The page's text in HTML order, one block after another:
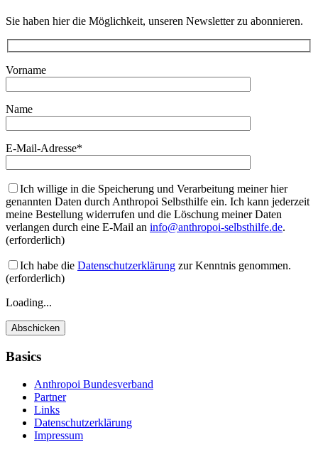
Sie haben hier die Möglichkeit, unseren Newsletter zu abonnieren.
Vorname
Name
E-Mail-Adresse*
Ich willige in die Speicherung und Verarbeitung meiner hier
genannten Daten durch Anthropoi Selbsthilfe ein. Ich kann jederzeit
meine Bestellung widerrufen und die Löschung meiner Daten
verlangen durch eine E-Mail an info@anthropoi-selbsthilfe.de.
(erforderlich)
Ich habe die Datenschutzerklärung zur Kenntnis genommen.
(erforderlich)
Loading...
Basics
Anthropoi Bundesverband
Partner
Links
Datenschutzerklärung
Impressum